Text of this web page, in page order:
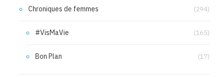
Chroniques de femmes (294)
#VisMaVie (165)
Bon Plan (17)